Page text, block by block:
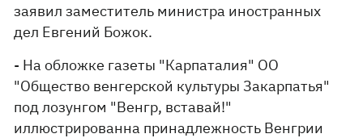
заявил заместитель министра иностранных
дел Евгений Божок.
- На обложке газеты "Карпаталия" ОО
"Общество венгерской культуры Закарпатья"
под лозунгом "Венгр, вставай!"
иллюстрированна принадлежность Венгрии